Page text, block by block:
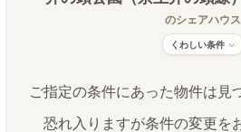
のシェアハウス
くわしい条件
ご指定の条件にあった物件は見
恐れ入りますが条件の変更を